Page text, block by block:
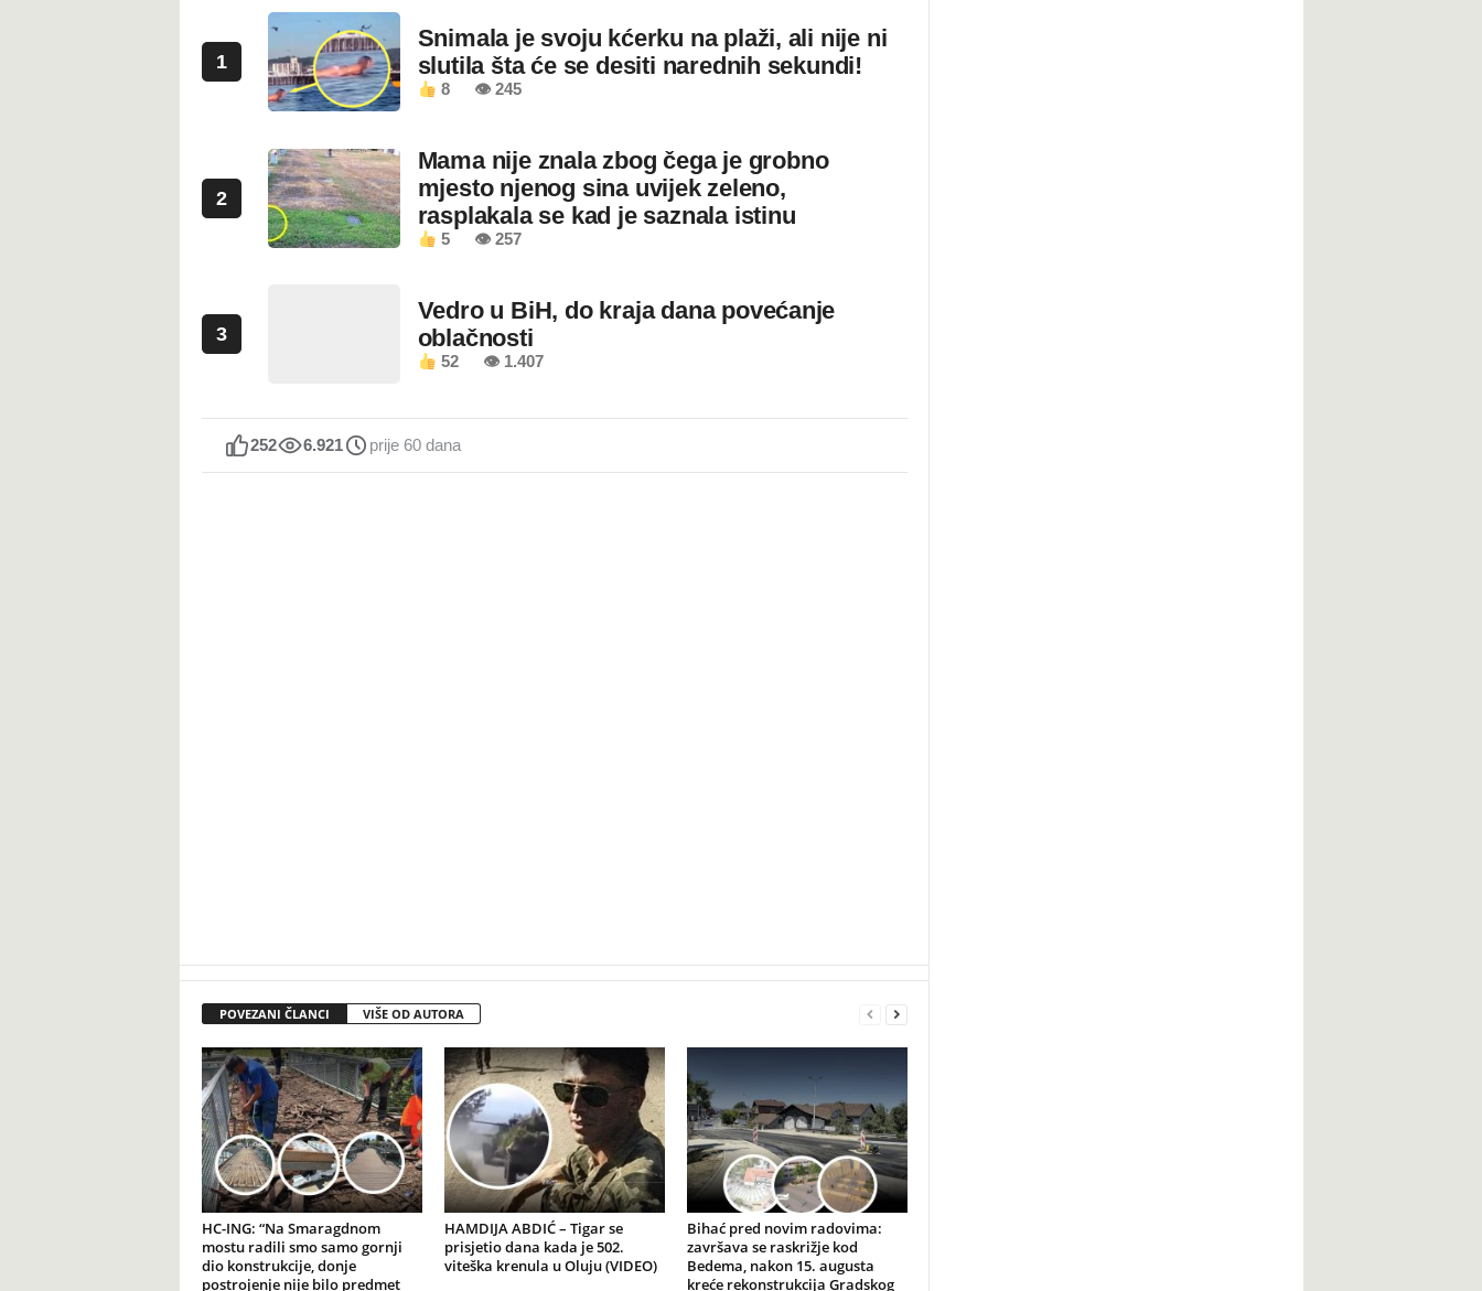
1
Snimala je svoju kćerku na plaži, ali nije ni
slutila šta će se desiti narednih sekundi!
8 👁 245
2
Mama nije znala zbog čega je grobno
mjesto njenog sina uvijek zeleno,
rasplakala se kad je saznala istinu
5 👁 257
3
Vedro u BiH, do kraja dana povećanje
oblačnosti
52 👁 1.407
252 6.921 prije 60 dana
POVEZANI ČLANCI VIŠE OD AUTORA
HC-ING: “Na Smaragdnom
mostu radili smo samo gornji
dio konstrukcije, donje
postrojenje nije bilo predmet
HAMDIJA ABDIĆ – Tigar se
prisjetio dana kada je 502.
viteška krenula u Oluju (VIDEO)
Bihać pred novim radovima:
završava se raskrižje kod
Bedema, nakon 15. augusta
kreće rekonstrukcija Gradskog